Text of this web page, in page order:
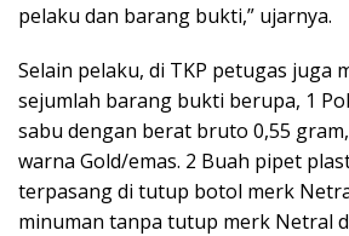
pelaku dan barang bukti,” ujarnya.
Selain pelaku, di TKP petugas juga
sejumlah barang bukti berupa, 1
sabu dengan berat bruto 0,55
warna Gold/emas. 2 Buah pipet
terpasang di tutup botol merk
minuman tanpa tutup merk Netral